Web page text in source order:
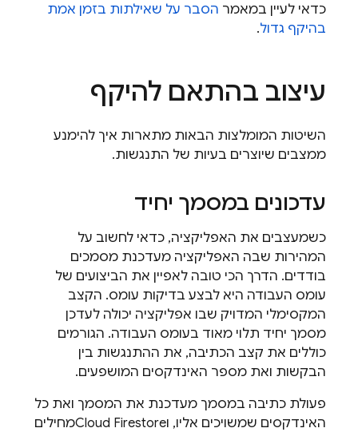
כדאי לעיין במאמר הסבר על שאילתות בזמן אמת
בהיקף גדול.
עיצוב בהתאם להיקף
השיטות המומלצות הבאות מתארות איך להימנע
ממצבים שיוצרים בעיות של התנגשות.
עדכונים במסמך יחיד
כשמעצבים את האפליקציה, כדאי לחשוב על
המהירות שבה האפליקציה מעדכנת מסמכים
בודדים. הדרך הכי טובה לאפיין את הביצועים של
עומס העבודה היא לבצע בדיקות עומס. הקצב
המקסימלי המדויק שבו אפליקציה יכולה לעדכן
מסמך יחיד תלוי מאוד בעומס העבודה. הגורמים
כוללים את קצב הכתיבה, את ההתנגשות בין
הבקשות ואת מספר האינדקסים המושפעים.
פעולת כתיבה במסמך מעדכנת את המסמך ואת כל
האינדקסים שמשויכים אליו, וCloud Firestoreמחילים